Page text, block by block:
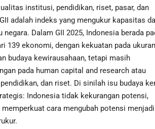
institusi, pendidikan, riset, pasar, dan
adalah indeks yang mengukur kapasitas
Dalam GII 2025, Indonesia berada
139 ekonomi, dengan kekuatan pada ukuran
budaya kewirausahaan, tetapi masih
pada human capital and research atau
dan riset. Di sinilah isu budaya
Indonesia tidak kekurangan potensi,
cara mengubah potensi menjadi